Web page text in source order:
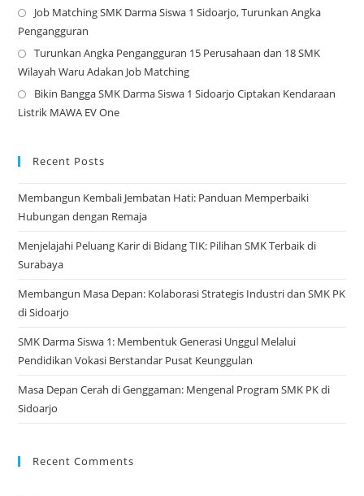
Job Matching SMK Darma Siswa 1 Sidoarjo, Turunkan Angka
Pengangguran
Turunkan Angka Pengangguran 15 Perusahaan dan 18 SMK
Wilayah Waru Adakan Job Matching
Bikin Bangga SMK Darma Siswa 1 Sidoarjo Ciptakan Kendaraan
Listrik MAWA EV One
Recent Posts
Membangun Kembali Jembatan Hati: Panduan Memperbaiki
Hubungan dengan Remaja
Menjelajahi Peluang Karir di Bidang TIK: Pilihan SMK Terbaik di
Surabaya
Membangun Masa Depan: Kolaborasi Strategis Industri dan SMK PK
di Sidoarjo
SMK Darma Siswa 1: Membentuk Generasi Unggul Melalui
Pendidikan Vokasi Berstandar Pusat Keunggulan
Masa Depan Cerah di Genggaman: Mengenal Program SMK PK di
Sidoarjo
Recent Comments